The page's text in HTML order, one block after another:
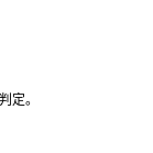
定。